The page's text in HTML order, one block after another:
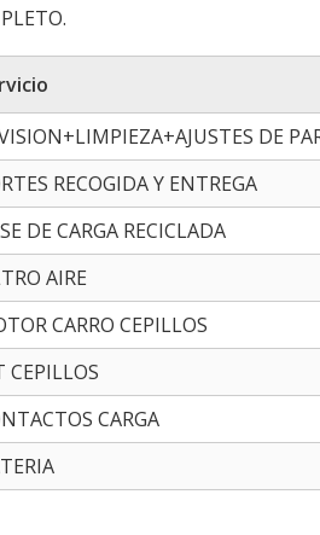
DE
RECOGIDA Y ENTREGA
DE CARGA RECICLADA
AIRE
CARRO CEPILLOS
CEPILLOS
CARGA